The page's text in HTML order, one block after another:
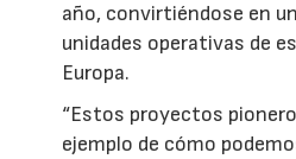
año, convirtiéndose en
unidades operativas de
Europa.
“Estos proyectos
ejemplo de cómo